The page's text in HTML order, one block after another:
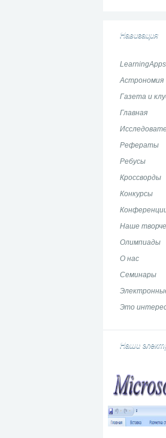
Навигация
Астрономия
Газета и
Главная
Рефераты
Ребусы
Кроссворды
Конкурсы
Наше
Олимпиады
О нас
Семинары
Это
Наши